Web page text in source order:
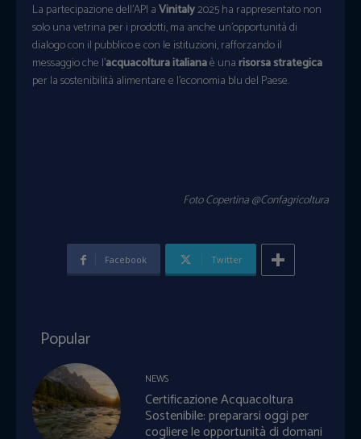
La partecipazione dell’API aVinitaly2025 ha rappresentato non
solo una vetrina per i prodotti, ma anche un’opportunità di
dialogo con il pubblico e con le istituzioni, rafforzando il
messaggio che l’acquacoltura italianaè unarisorsa strategica
per la sostenibilità alimentare e l’economia blu del Paese.
Foto Copertina @Confagricoltura
Facebook Twitter
Popular
NEWS
Certificazione Acquacoltura
Sostenibile: prepararsi oggi per
cogliere le opportunità di domani